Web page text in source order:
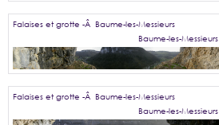
Falaises et grotte -Â Baume-les-Messieurs
Baume-les-Messieurs
Falaises et grotte -Â Baume-les-Messieurs
Baume-les-Messieurs